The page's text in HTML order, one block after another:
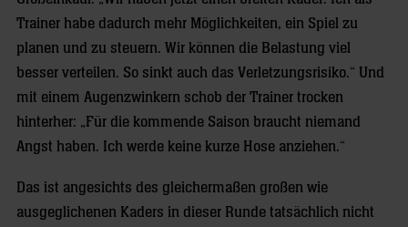
Trainer habe dadurch mehr Möglichkeiten, ein Spiel zu
planen und zu steuern. Wir können die Belastung viel
besser verteilen. So sinkt auch das Verletzungsrisiko.“ Und
mit einem Augenzwinkern schob der Trainer trocken
hinterher: „Für die kommende Saison braucht niemand
Angst haben. Ich werde keine kurze Hose anziehen.“
Das ist angesichts des gleichermaßen großen wie
ausgeglichenen Kaders in dieser Runde tatsächlich nicht